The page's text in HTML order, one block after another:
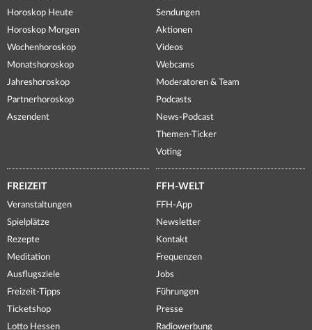
Horoskop Heute
Horoskop Morgen
Wochenhoroskop
Monatshoroskop
Jahreshoroskop
Partnerhoroskop
Aszendent
Sendungen
Aktionen
Videos
Webcams
Moderatoren & Team
Podcasts
News-Podcast
Themen-Ticker
Voting
FREIZEIT
Veranstaltungen
Spielplätze
Rezepte
Meditation
Ausflugsziele
Freizeit-Tipps
Ticketshop
Lotto Hessen
FFH-WELT
FFH-App
Newsletter
Kontakt
Frequenzen
Jobs
Führungen
Presse
Radiowerbung